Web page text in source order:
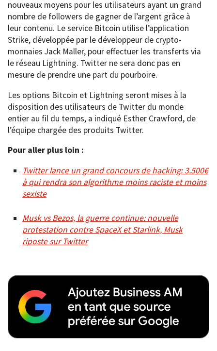
nouveaux moyens pour les utilisateurs ayant un grand
nombre de followers de gagner de l’argent grâce à
leur contenu. Le service Bitcoin utilise l’application
Strike, développée par le développeur de crypto-
monnaies Jack Maller, pour effectuer les transferts via
le réseau Lightning. Twitter ne sera donc pas en
mesure de prendre une part du pourboire.
Les options Bitcoin et Lightning seront mises à la
disposition des utilisateurs de Twitter du monde
entier au fil du temps, a indiqué Esther Crawford, de
l’équipe chargée des produits Twitter.
Pour aller plus loin :
Twitter lance un grand concours de hacking: 3.500€
à qui rendra son algorithme moins raciste et moins
sexiste
Musk vs Bezos, la guerre continue: nouvelle
protestation contre SpaceX et Starlink, Musk
riposte sur Twitter